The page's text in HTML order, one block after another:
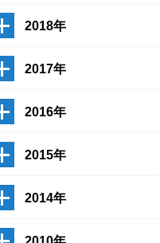
2018年
2017年
2016年
2015年
2014年